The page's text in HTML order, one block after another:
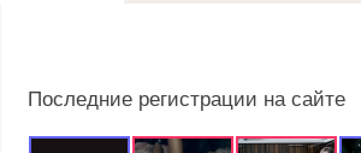
Последние регистрации на сайте